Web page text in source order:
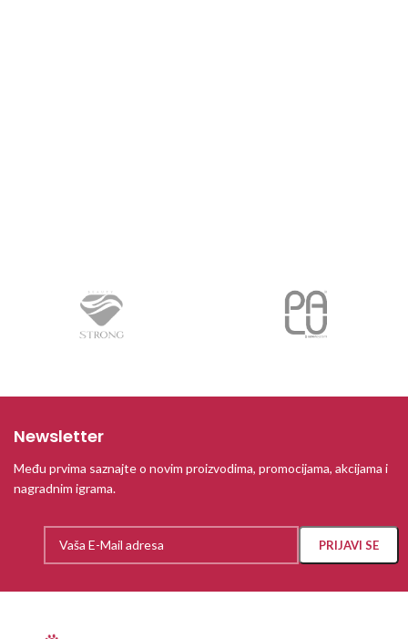
Newsletter
Među prvima saznajte o novim proizvodima, promocijama, akcijama i
nagradnim igrama.